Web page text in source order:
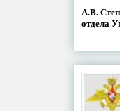
А.В.
отдела